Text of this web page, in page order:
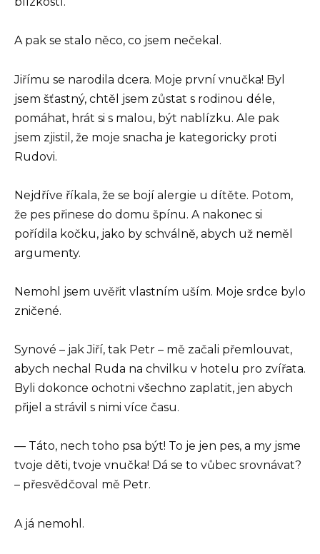
A pak se stalo něco, co jsem nečekal.
Jiřímu se narodila dcera. Moje první vnučka! Byl
jsem šťastný, chtěl jsem zůstat s rodinou déle,
pomáhat, hrát si s malou, být nablízku. Ale pak
jsem zjistil, že moje snacha je kategoricky proti
Rudovi.
Nejdříve říkala, že se bojí alergie u dítěte. Potom,
že pes přinese do domu špínu. A nakonec si
pořídila kočku, jako by schválně, abych už neměl
argumenty.
Nemohl jsem uvěřit vlastním uším. Moje srdce bylo
zničené.
Synové – jak Jiří, tak Petr – mě začali přemlouvat,
abych nechal Ruda na chvilku v hotelu pro zvířata.
Byli dokonce ochotni všechno zaplatit, jen abych
přijel a strávil s nimi více času.
— Táto, nech toho psa být! To je jen pes, a my jsme
tvoje děti, tvoje vnučka! Dá se to vůbec srovnávat?
– přesvědčoval mě Petr.
A já nemohl.